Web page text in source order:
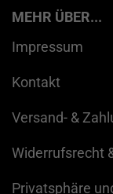
MEHR ÜBER...
Impressum
Kontakt
Versand- &
Widerrufsrecht
Privatsphäre